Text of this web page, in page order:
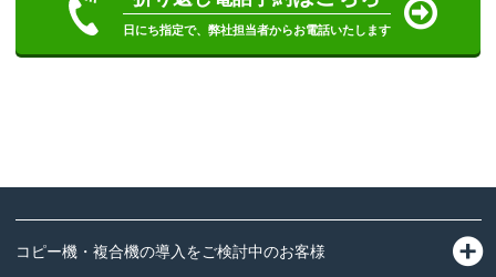
日にち指定で、弊社担当者からお電話いたします
コピー機・複合機の導入をご検討中のお客様